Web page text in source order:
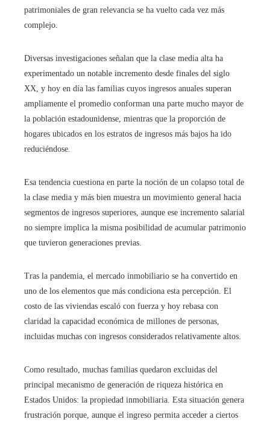
patrimoniales de gran relevancia se ha vuelto cada vez más
complejo.
Diversas investigaciones señalan que la clase media alta ha
experimentado un notable incremento desde finales del siglo
XX, y hoy en día las familias cuyos ingresos anuales superan
ampliamente el promedio conforman una parte mucho mayor de
la población estadounidense, mientras que la proporción de
hogares ubicados en los estratos de ingresos más bajos ha ido
reduciéndose.
Esa tendencia cuestiona en parte la noción de un colapso total de
la clase media y más bien muestra un movimiento general hacia
segmentos de ingresos superiores, aunque ese incremento salarial
no siempre implica la misma posibilidad de acumular patrimonio
que tuvieron generaciones previas.
Tras la pandemia, el mercado inmobiliario se ha convertido en
uno de los elementos que más condiciona esta percepción. El
costo de las viviendas escaló con fuerza y hoy rebasa con
claridad la capacidad económica de millones de personas,
incluidas muchas con ingresos considerados relativamente altos.
Como resultado, muchas familias quedaron excluidas del
principal mecanismo de generación de riqueza histórica en
Estados Unidos: la propiedad inmobiliaria. Esta situación genera
frustración porque, aunque el ingreso permita acceder a ciertos